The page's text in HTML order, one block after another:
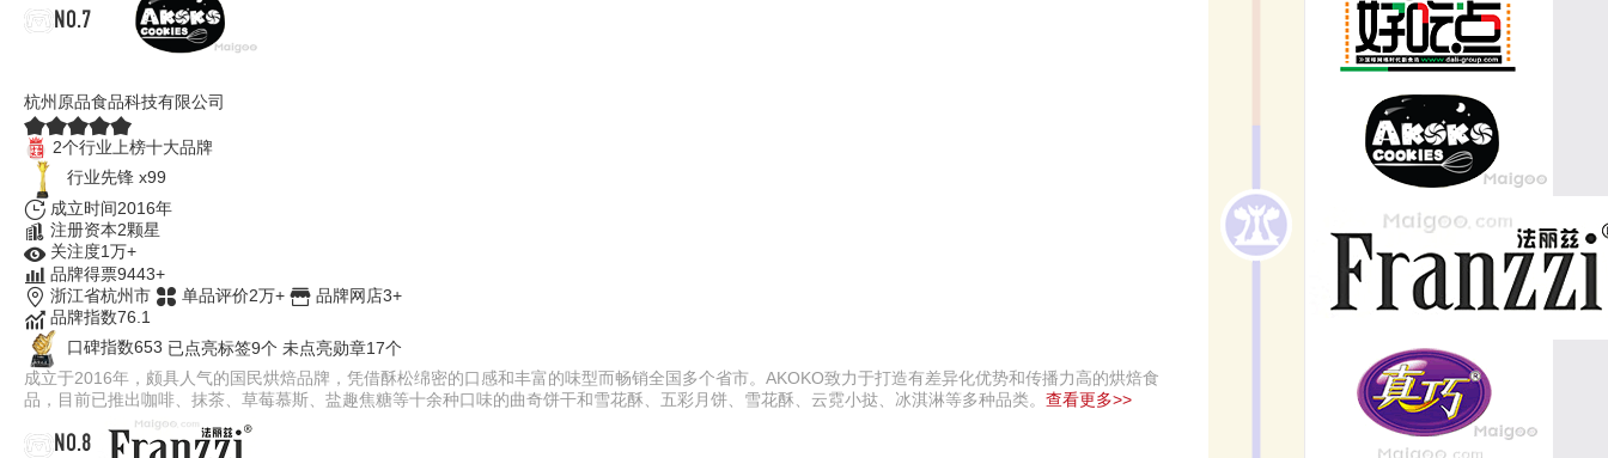
NO.7
杭州原品食品科技有限公司
2个行业上榜十大品牌
行业先锋 x99
成立时间2016年
注册资本2颗星
关注度1万+
品牌得票9443+
浙江省杭州市
单品评价2万+
品牌网店3+
品牌指数76.1
口碑指数653 已点亮标签9个 未点亮勋章17个
成立于2016年，颇具人气的国民烘焙品牌，凭借酥松绵密的口感和丰富的味型而畅销全国多个省市。AKOKO致力于打造有差异化优势和传播力高的烘焙食
品，目前已推出咖啡、抹茶、草莓慕斯、盐趣焦糖等十余种口味的曲奇饼干和雪花酥、五彩月饼、雪花酥、云霓小挞、冰淇淋等多种品类。 查看更多>>
NO.8